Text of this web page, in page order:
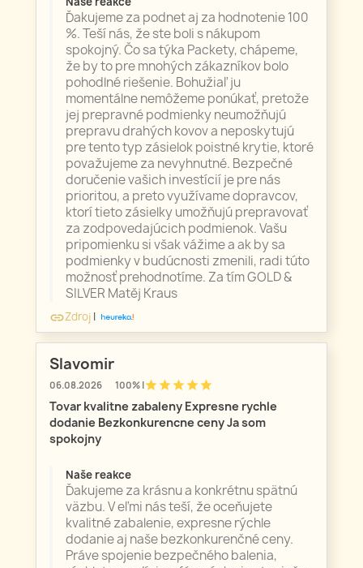
Ďakujeme za podnet aj za hodnotenie 100
%. Teší nás, že ste boli s nákupom
spokojný. Čo sa týka Packety, chápeme,
že by to pre mnohých zákazníkov bolo
pohodlné riešenie. Bohužiaľ ju
momentálne nemôžeme ponúkať, pretože
jej prepravné podmienky neumožňujú
prepravu drahých kovov a neposkytujú
pre tento typ zásielok poistné krytie, ktoré
považujeme za nevyhnutné. Bezpečné
doručenie vašich investícií je pre nás
prioritou, a preto využívame dopravcov,
ktorí tieto zásielky umožňujú prepravovať
za zodpovedajúcich podmienok. Vašu
pripomienku si však vážime a ak by sa
podmienky v budúcnosti zmenili, radi túto
možnosť prehodnotíme. Za tím GOLD &
SILVER Matěj Kraus
linkZdroj |
Slavomir
06.08.2026 100% |starstarstarstarstar
Tovar kvalitne zabaleny Expresne rychle
dodanie Bezkonkurencne ceny Ja som
spokojny
Naše reakce
Ďakujeme za krásnu a konkrétnu spätnú
väzbu. V eľmi nás teší, že oceňujete
kvalitné zabalenie, expresne rýchle
dodanie aj naše bezkonkurenčné ceny.
Práve spojenie bezpečného balenia,